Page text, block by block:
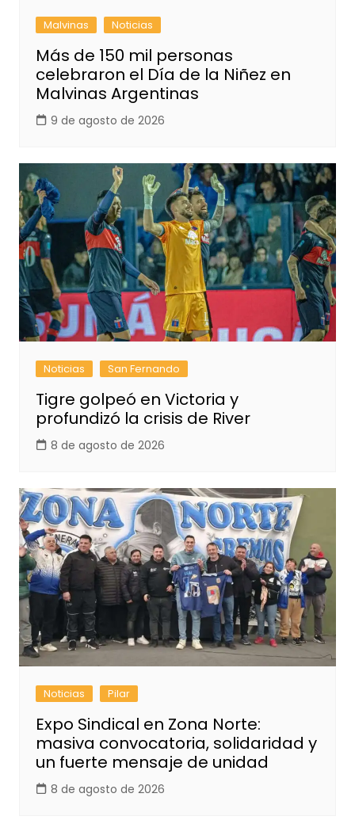
Malvinas Noticias
Más de 150 mil personas
celebraron el Día de la Niñez en
Malvinas Argentinas
9 de agosto de 2026
Noticias San Fernando
Tigre golpeó en Victoria y
profundizó la crisis de River
8 de agosto de 2026
Noticias Pilar
Expo Sindical en Zona Norte:
masiva convocatoria, solidaridad y
un fuerte mensaje de unidad
8 de agosto de 2026